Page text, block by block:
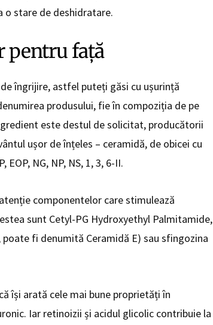
o stare de deshidratare.
pentru față
îngrijire, astfel puteți găsi cu ușurință
produsului, fie în compoziția de pe
este destul de solicitat, producătorii
ușor de înțeles – ceramidă, de obicei cu
NG, NP, NS, 1, 3, 6-II.
componentelor care stimulează
sunt Cetyl-PG Hydroxyethyl Palmitamide,
fi denumită Ceramidă E) sau sfingozina
își arată cele mai bune proprietăți în
Iar retinoizii și acidul glicolic contribuie la